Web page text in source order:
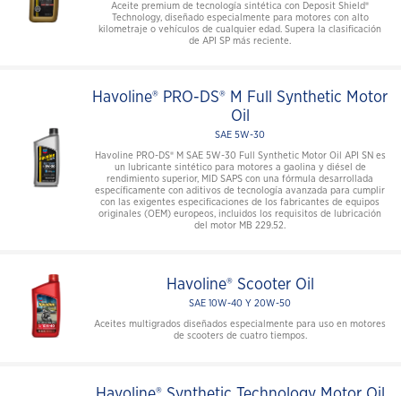
Aceite premium de tecnología sintética con Deposit Shield®
Technology, diseñado especialmente para motores con alto
kilometraje o vehículos de cualquier edad. Supera la clasificación
de API SP más reciente.
Havoline® PRO-DS® M Full Synthetic Motor
Oil
SAE 5W-30
Havoline PRO-DS® M SAE 5W-30 Full Synthetic Motor Oil API SN es
un lubricante sintético para motores a gaolina y diésel de
rendimiento superior, MID SAPS con una fórmula desarrollada
específicamente con aditivos de tecnología avanzada para cumplir
con las exigentes especificaciones de los fabricantes de equipos
originales (OEM) europeos, incluidos los requisitos de lubricación
del motor MB 229.52.
Havoline® Scooter Oil
SAE 10W-40 Y 20W-50
Aceites multigrados diseñados especialmente para uso en motores
de scooters de cuatro tiempos.